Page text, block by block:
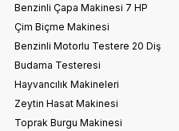
Benzinli Çapa Makinesi 7 HP
Çim Biçme Makinesi
Benzinli Motorlu Testere 20 Diş
Budama Testeresi
Hayvancılık Makineleri
Zeytin Hasat Makinesi
Toprak Burgu Makinesi